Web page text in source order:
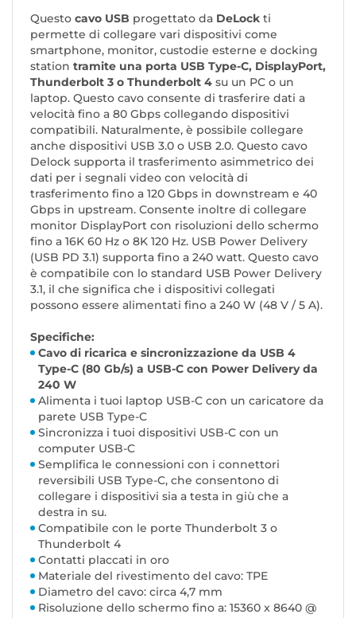
Questo cavo USB progettato da DeLock ti
permette di collegare vari dispositivi come
smartphone, monitor, custodie esterne e docking
station tramite una porta USB Type-C, DisplayPort,
Thunderbolt 3 o Thunderbolt 4 su un PC o un
laptop. Questo cavo consente di trasferire dati a
velocità fino a 80 Gbps collegando dispositivi
compatibili. Naturalmente, è possibile collegare
anche dispositivi USB 3.0 o USB 2.0. Questo cavo
Delock supporta il trasferimento asimmetrico dei
dati per i segnali video con velocità di
trasferimento fino a 120 Gbps in downstream e 40
Gbps in upstream. Consente inoltre di collegare
monitor DisplayPort con risoluzioni dello schermo
fino a 16K 60 Hz o 8K 120 Hz. USB Power Delivery
(USB PD 3.1) supporta fino a 240 watt. Questo cavo
è compatibile con lo standard USB Power Delivery
3.1, il che significa che i dispositivi collegati
possono essere alimentati fino a 240 W (48 V / 5 A).
Specifiche:
Cavo di ricarica e sincronizzazione da USB 4
Type-C (80 Gb/s) a USB-C con Power Delivery da
240 W
Alimenta i tuoi laptop USB-C con un caricatore da
parete USB Type-C
Sincronizza i tuoi dispositivi USB-C con un
computer USB-C
Semplifica le connessioni con i connettori
reversibili USB Type-C, che consentono di
collegare i dispositivi sia a testa in giù che a
destra in su.
Compatibile con le porte Thunderbolt 3 o
Thunderbolt 4
Contatti placcati in oro
Materiale del rivestimento del cavo: TPE
Diametro del cavo: circa 4,7 mm
Risoluzione dello schermo fino a: 15360 x 8640 @